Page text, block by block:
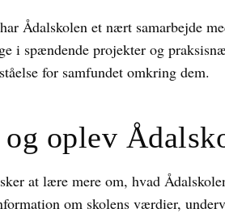
Ådalskolen et nært samarbejde
i spændende projekter og
for samfundet omkring dem.
oplev
at lære mere om, hvad
om skolens værdier,